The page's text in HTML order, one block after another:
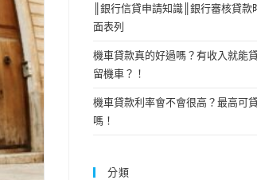
║銀行信貸申請知識║銀行審核貸款
面表列
機車貸款真的好過嗎？有收入就能
留機車？！
機車貸款利率會不會很高？最高可
嗎！
分類